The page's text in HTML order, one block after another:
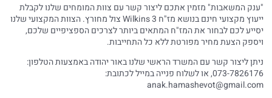
"ענק המשאבות" מזמין אתכם ליצור קשר עם צוות המומחים שלנו לקבלת
ייעוץ מקצועי חינם בנושא מז"ח Wilkins 3 צול מחורץ. הצוות המקצועי שלנו
יסייע לכם לבחור את המז"ח המתאים ביותר לצרכים הספציפיים שלכם,
ויספק הצעת מחיר מפורטת ללא כל התחייבות.
ניתן ליצור קשר עם המשרד הראשי שלנו באור יהודה באמצעות הטלפון:
073-7826176, או לשלוח פנייה במייל לכתובת:
anak.hamashevot@gmail.com